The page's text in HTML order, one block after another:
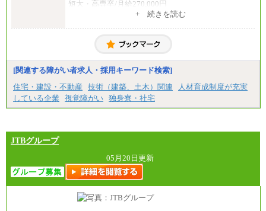
短大・高専卒/月給270,000円
大学院卒/月給256,000円～288,000円
大学卒/月給240,000円～270,000円
短大・高専卒/月給216,000円～243,000円
■特定職員※
大学院卒/月給234,000円～263,000円
大学卒/月給219,000円～246,000円
短大・高専卒/月給197,000円～222,000円
※拠点型職員、特定職員の給与は、生活の拠点が定
全職種共通
月給制
226,600円～390,100円（勤務地域等により異なりま
す）
・ご経験やスキルを考慮し、選考の中で決定いたし
ます。
+ 続きを読む
[関連する障がい者求人・採用キーワード検索]
住宅・建設・不動産
技術（建築、土木）関連
人材育成制度が充実
している企業
視覚障がい 独身寮・社宅
JTBグループ
05月20日更新